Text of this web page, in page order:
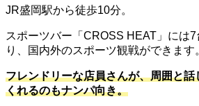
JR盛岡駅から徒歩10分。
スポーツバー「CROSS HEAT」には
り、国内外のスポーツ観戦ができます
フレンドリーな店員さんが、周囲と
くれるのもナンパ向き。